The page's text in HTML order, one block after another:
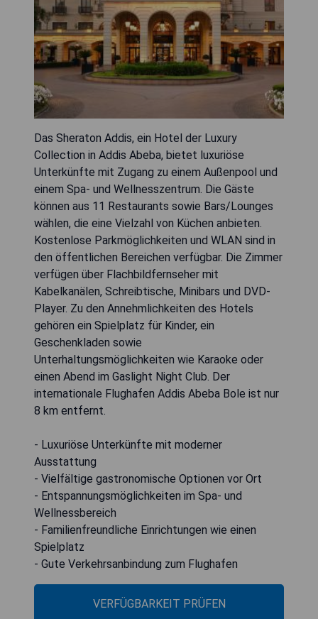
Das Sheraton Addis, ein Hotel der Luxury
Collection in Addis Abeba, bietet luxuriöse
Unterkünfte mit Zugang zu einem Außenpool und
einem Spa- und Wellnesszentrum. Die Gäste
können aus 11 Restaurants sowie Bars/Lounges
wählen, die eine Vielzahl von Küchen anbieten.
Kostenlose Parkmöglichkeiten und WLAN sind in
den öffentlichen Bereichen verfügbar. Die Zimmer
verfügen über Flachbildfernseher mit
Kabelkanälen, Schreibtische, Minibars und DVD-
Player. Zu den Annehmlichkeiten des Hotels
gehören ein Spielplatz für Kinder, ein
Geschenkladen sowie
Unterhaltungsmöglichkeiten wie Karaoke oder
einen Abend im Gaslight Night Club. Der
internationale Flughafen Addis Abeba Bole ist nur
8 km entfernt.
- Luxuriöse Unterkünfte mit moderner
Ausstattung
- Vielfältige gastronomische Optionen vor Ort
- Entspannungsmöglichkeiten im Spa- und
Wellnessbereich
- Familienfreundliche Einrichtungen wie einen
Spielplatz
- Gute Verkehrsanbindung zum Flughafen
VERFÜGBARKEIT PRÜFEN